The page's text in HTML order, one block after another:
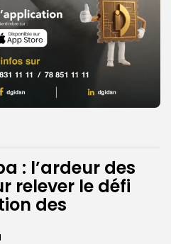
: l’ardeur des
relever le défi
des